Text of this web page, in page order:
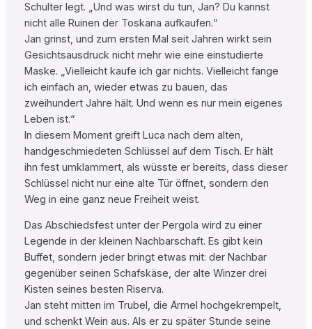
Schulter legt. „Und was wirst du tun, Jan? Du kannst
nicht alle Ruinen der Toskana aufkaufen.“
Jan grinst, und zum ersten Mal seit Jahren wirkt sein
Gesichtsausdruck nicht mehr wie eine einstudierte
Maske. „Vielleicht kaufe ich gar nichts. Vielleicht fange
ich einfach an, wieder etwas zu bauen, das
zweihundert Jahre hält. Und wenn es nur mein eigenes
Leben ist.“
In diesem Moment greift Luca nach dem alten,
handgeschmiedeten Schlüssel auf dem Tisch. Er hält
ihn fest umklammert, als wüsste er bereits, dass dieser
Schlüssel nicht nur eine alte Tür öffnet, sondern den
Weg in eine ganz neue Freiheit weist.
Das Abschiedsfest unter der Pergola wird zu einer
Legende in der kleinen Nachbarschaft. Es gibt kein
Buffet, sondern jeder bringt etwas mit: der Nachbar
gegenüber seinen Schafskäse, der alte Winzer drei
Kisten seines besten Riserva.
Jan steht mitten im Trubel, die Ärmel hochgekrempelt,
und schenkt Wein aus. Als er zu später Stunde seine